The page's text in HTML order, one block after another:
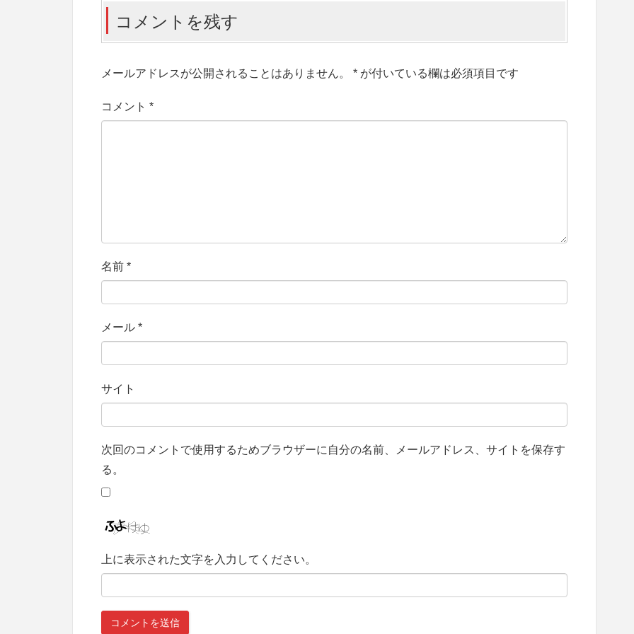
コメントを残す
メールアドレスが公開されることはありません。 * が付いている欄は必須項目です
コメント *
名前 *
メール *
サイト
次回のコメントで使用するためブラウザーに自分の名前、メールアドレス、サイトを保存す
る。
上に表示された文字を入力してください。